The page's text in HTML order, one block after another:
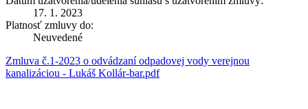
17. 1. 2023
Platnosť zmluvy do:
Neuvedené
Zmluva č.1-2023 o odvádzaní odpadovej vody verejnou
kanalizáciou - Lukáš Kollár-bar.pdf